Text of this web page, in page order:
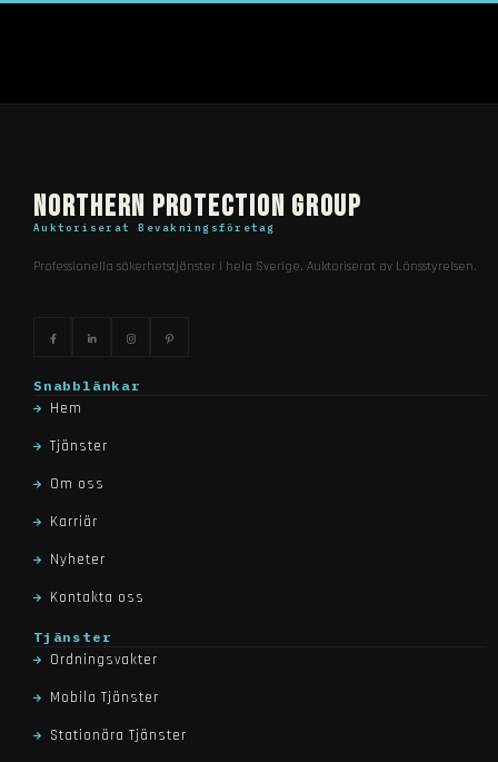
Northern Protection Group
Auktoriserat Bevakningsföretag
Professionella säkerhetstjänster i hela Sverige. Auktoriserat av Länsstyrelsen.
Snabblänkar
Hem
Tjänster
Om oss
Karriär
Nyheter
Kontakta oss
Tjänster
Ordningsvakter
Mobila Tjänster
Stationära Tjänster